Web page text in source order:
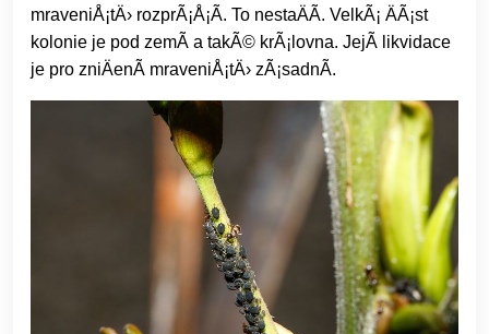
mraveniÅ¡tÄ› rozprÃ¡Å¡Ã­. To nestaÄÃ­. VelkÃ¡ ÄÃ¡st
kolonie je pod zemÃ­ a takÃ© krÃ¡lovna. JejÃ­ likvidace
je pro zniÄenÃ­ mraveniÅ¡tÄ› zÃ¡sadnÃ­.